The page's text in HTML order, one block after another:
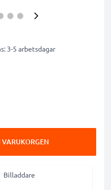
3-5 arbetsdagar
VARUKORGEN
Billaddare